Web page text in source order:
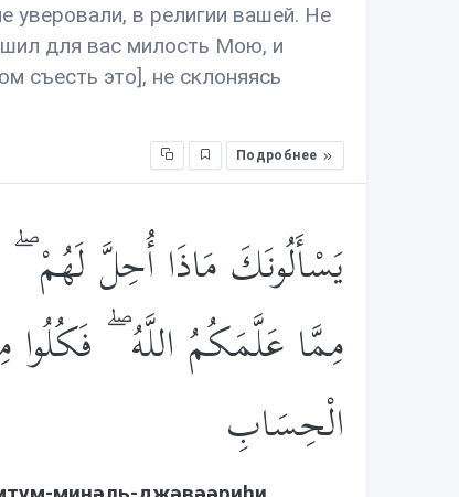
уверовали, в религии вашей. Не
для вас милость Мою, и
съесть это], не склоняясь
Подробнее
يَسْأَلُونَكَ مَاذَا أُحِلَّ
مِمَّا عَلَّمَكُمُ اللَّهُ ۖ فَكُلُوا
الْحِسَابِ